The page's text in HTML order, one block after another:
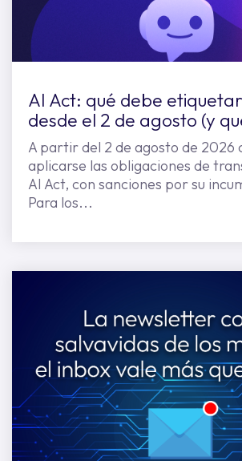
AI Act: qué debe
desde el 2 de agosto (y
A partir del 2 de agosto de 2026
aplicarse las obligaciones de
AI Act, con sanciones por su
Para los...